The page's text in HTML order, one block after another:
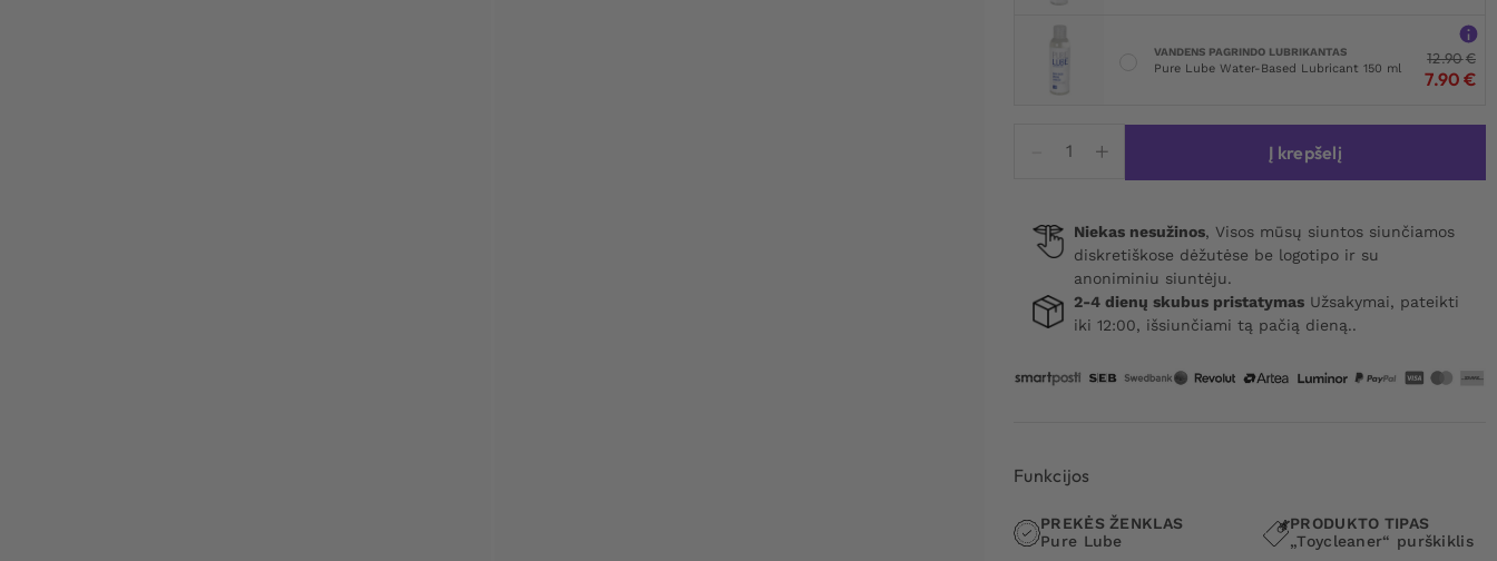
VANDENS PAGRINDO LUBRIKANTAS
Pure Lube Water-Based Lubricant 150 ml
12.90€
7.90 €
kiekis:
Cleaner
ml
Į krepšelį
Niekas nesužinos, Visos mūsų siuntos siunčiamos
diskretiškose dėžutėse be logotipo ir su
anoniminiu siuntėju.
2-4 dienų skubus pristatymas Užsakymai, pateikti
iki 12:00, išsiunčiami tą pačią dieną..
Funkcijos
PREKĖS ŽENKLAS
Pure Lube
PRODUKTO TIPAS
„Toycleaner“ purškiklis